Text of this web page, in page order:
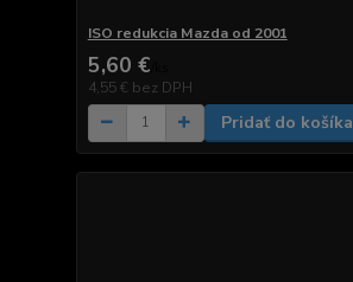
ISO redukcia Mazda od 2001
5,60 €
4,55 € bez DPH
Pridať do košíka